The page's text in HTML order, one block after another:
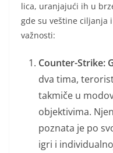
lica, uranjajući ih u
gde su veštine ciljanja
važnosti:
Counter-Strike:
dva tima,
takmiče u
objektivima.
poznata je po
igri i